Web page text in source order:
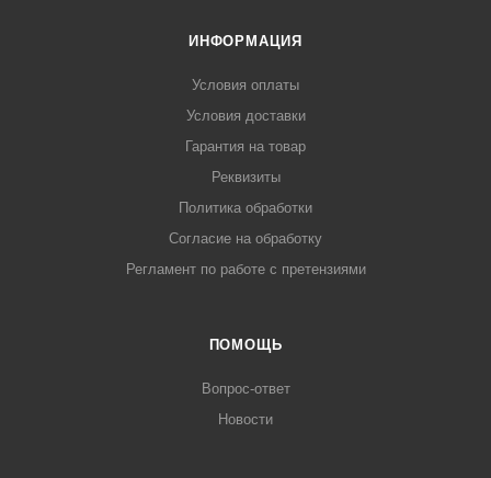
ИНФОРМАЦИЯ
Условия оплаты
Условия доставки
Гарантия на товар
Реквизиты
Политика обработки
Согласие на обработку
Регламент по работе с претензиями
ПОМОЩЬ
Вопрос-ответ
Новости